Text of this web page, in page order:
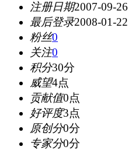
注册日期2007-09-26
最后登录2008-01-22
粉丝0
关注0
积分30分
威望4点
贡献值0点
好评度3点
原创分0分
专家分0分